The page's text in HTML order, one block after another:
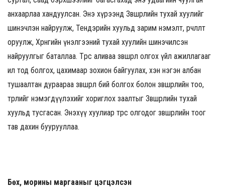
анхаарлаа хандуулсан. Энэ хүрээнд Зөвшөөрлийн тухай хуулийг
шинэчлэн найруулж, Тендэрийн хуульд зарим нэмэлт, өөрчлөлт
оруулж, Хөрөнгийн үнэлгээний тухай хуулийн шинэчилсэн
найруулгыг баталлаа. Төрөөс аливаа зөвшөөрөл олгох үйл ажиллагааг
ил тод болгох, цахимаар зохион байгуулах, хэн нэгэн албан
тушаалтан дураараа зөвшөөрөл бий болгох болон зөвшөөрлийн тоо,
төрлийг нэмэгдүүлэхийг хориглох заалтыг Зөвшөөрлийн тухай
хуульд тусгасан. Энэхүү хуулиар төрөөс олгодог зөвшөөрлийн тоог
тав дахин буурууллаа.
Бөх, морины маргааныг цэгцэлсэн